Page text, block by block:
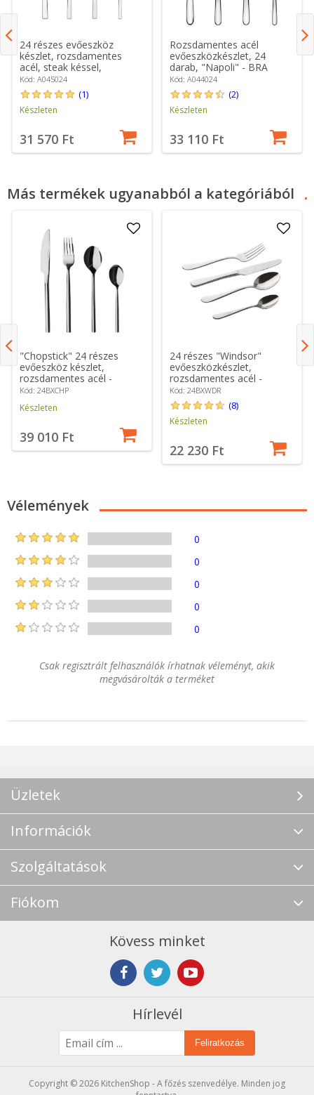
24 részes evőeszköz
készlet, rozsdamentes
acél, steak késsel,
„Treviso” – BRA
Kód: A045024
(1)
Készleten
31 570 Ft
Rozsdamentes acél
evőeszközkészlet, 24
darab, "Napoli" - BRA
Kód: A044024
(2)
Készleten
33 110 Ft
Más termékek ugyanabból a kategóriából
"Chopstick" 24 részes
evőeszköz készlet,
rozsdamentes acél -
Grunwerg
Kód: 24BXCHP
Készleten
39 010 Ft
24 részes "Windsor"
evőeszközkészlet,
rozsdamentes acél -
Grunwerg
Kód: 24BXWDR
(8)
Készleten
22 230 Ft
Vélemények
0
0
0
0
0
Csak regisztrált felhasználók írhatnak véleményt, akik
megvásárolták a terméket
Üzletek
Információk
Szolgáltatások
Fiókom
Kövess minket
Hírlevél
Feliratkozás
Copyright © 2026 KitchenShop - A főzés szenvedélye. Minden jog